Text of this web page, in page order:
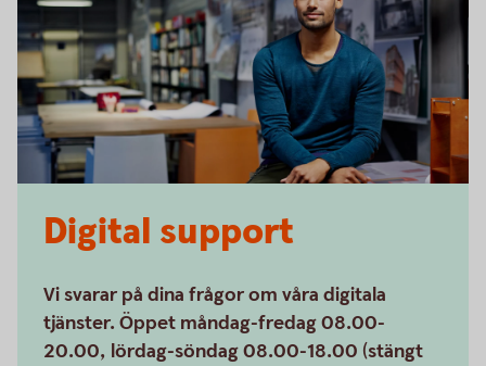
Digital support
Vi svarar på dina frågor om våra digitala
tjänster. Öppet måndag-fredag 08.00-
20.00, lördag-söndag 08.00-18.00 (stängt